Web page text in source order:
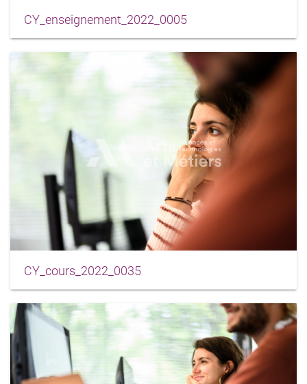
CY_enseignement_2022_0005
CY_cours_2022_0035